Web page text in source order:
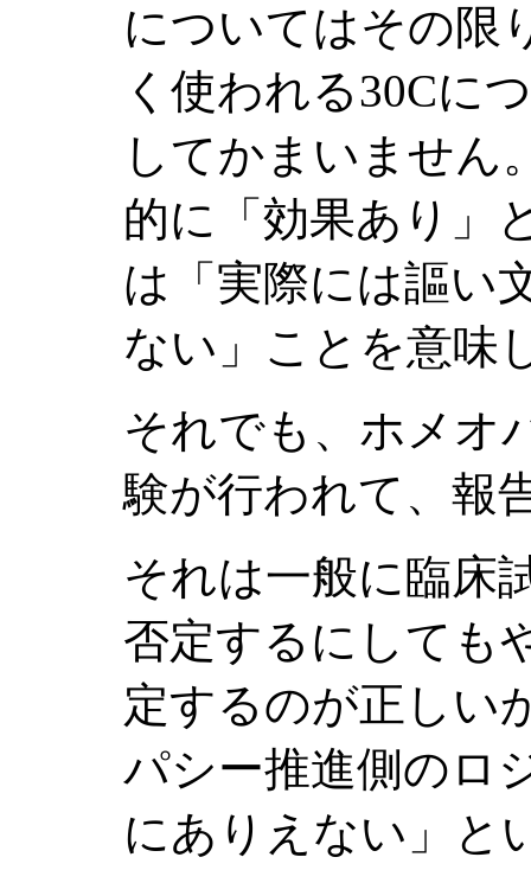
についてはその限
く使われる30Cに
してかまいません
的に「効果あり」
は「実際には謳い
ない」ことを意味
それでも、ホメオ
験が行われて、報
それは一般に臨床
否定するにしても
定するのが正しい
パシー推進側のロ
にありえない」と